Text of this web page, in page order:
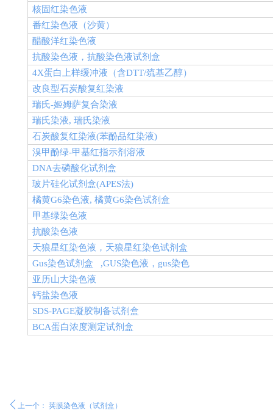
ꄴ 上一个： 荚膜染色液（试剂盒）
核固红染色液
番红染色液（沙黄）
醋酸洋红染色液
抗酸染色液，抗酸染色液试剂盒
4X蛋白上样缓冲液（含DTT/巯基乙醇）
改良型石炭酸复红染液
瑞氏-姬姆萨复合染液
瑞氏染液, 瑞氏染液
石炭酸复红染液(苯酚品红染液)
溴甲酚绿-甲基红指示剂溶液
DNA去磷酸化试剂盒
玻片硅化试剂盒(APES法)
橘黄G6染色液, 橘黄G6染色试剂盒
甲基绿染色液
抗酸染色液
天狼星红染色液，天狼星红染色试剂盒
Gus染色试剂盒 ,GUS染色液， gus染色
亚历山大染色液
钙盐染色液
SDS-PAGE凝胶制备试剂盒
BCA蛋白浓度测定试剂盒